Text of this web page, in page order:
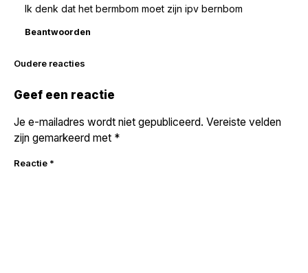
Ik denk dat het bermbom moet zijn ipv bernbom
Beantwoorden
Reacties
Oudere reacties
Geef een reactie
Je e-mailadres wordt niet gepubliceerd. Vereiste velden
zijn gemarkeerd met *
Reactie *